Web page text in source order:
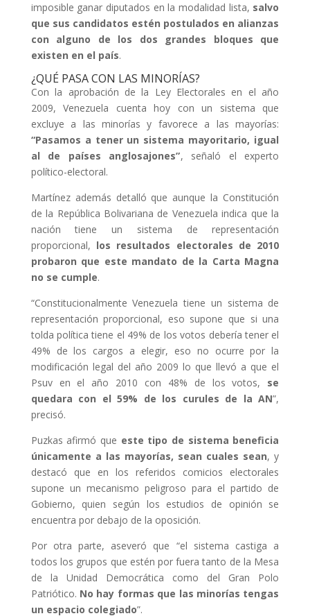
imposible ganar diputados en la modalidad lista, salvo
que sus candidatos estén postulados en alianzas
con alguno de los dos grandes bloques que
existen en el país.
¿QUÉ PASA CON LAS MINORÍAS?
Con la aprobación de la Ley Electorales en el año
2009, Venezuela cuenta hoy con un sistema que
excluye a las minorías y favorece a las mayorías:
“Pasamos a tener un sistema mayoritario, igual
al de países anglosajones”, señaló el experto
político-electoral.
Martínez además detalló que aunque la Constitución
de la República Bolivariana de Venezuela indica que la
nación tiene un sistema de representación
proporcional, los resultados electorales de 2010
probaron que este mandato de la Carta Magna
no se cumple.
“Constitucionalmente Venezuela tiene un sistema de
representación proporcional, eso supone que si una
tolda política tiene el 49% de los votos debería tener el
49% de los cargos a elegir, eso no ocurre por la
modificación legal del año 2009 lo que llevó a que el
Psuv en el año 2010 con 48% de los votos, se
quedara con el 59% de los curules de la AN”,
precisó.
Puzkas afirmó que este tipo de sistema beneficia
únicamente a las mayorías, sean cuales sean, y
destacó que en los referidos comicios electorales
supone un mecanismo peligroso para el partido de
Gobierno, quien según los estudios de opinión se
encuentra por debajo de la oposición.
Por otra parte, aseveró que “el sistema castiga a
todos los grupos que estén por fuera tanto de la Mesa
de la Unidad Democrática como del Gran Polo
Patriótico. No hay formas que las minorías tengas
un espacio colegiado”.